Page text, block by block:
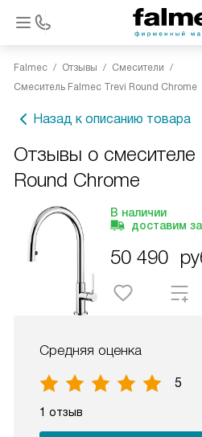
Falmec Отзывы
Смесители
Смеситель Falmec Trevi Round Chrome
Назад к описанию товара
Отзывы о смесителе
Round Chrome
В наличии
доставим за
50 490
Средняя оценка
5
1 отзыв